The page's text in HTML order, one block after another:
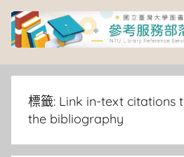
Skip
content
臺
灣
大
標籤: Link in-text citations
the bibliography